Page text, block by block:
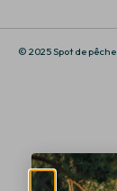
© 2025 Spot de pêche